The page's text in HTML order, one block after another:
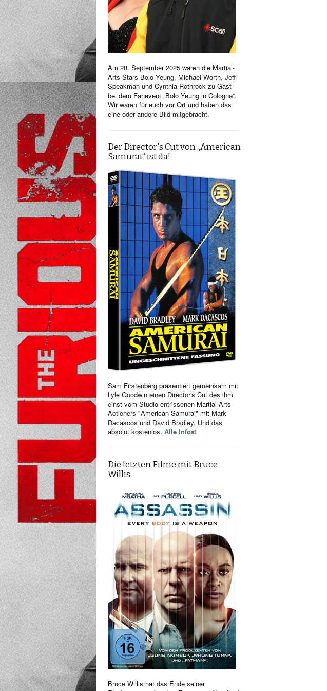
Am 28. September 2025 waren die Martial-
Arts-Stars Bolo Yeung, Michael Worth, Jeff
Speakman und Cynthia Rothrock zu Gast
bei dem Fanevent „Bolo Yeung in Cologne“.
Wir waren für euch vor Ort und haben das
eine oder andere Bild mitgebracht.
Der Director's Cut von „American
Samurai“ ist da!
Sam Firstenberg präsentiert gemeinsam mit
Lyle Goodwin einen Director's Cut des ihm
einst vom Studio entrissenen Martial-Arts-
Actioners "American Samurai" mit Mark
Dacascos und David Bradley. Und das
absolut kostenlos. Alle Infos!
Die letzten Filme mit Bruce
Willis
Bruce Willis hat das Ende seiner